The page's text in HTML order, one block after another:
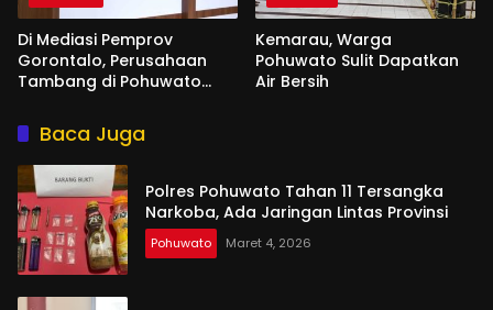
Di Mediasi Pemprov
Gorontalo, Perusahaan
Tambang di Pohuwato
Ribuan Penambang
Kemarau, Warga
Pohuwato Sulit Dapatkan
Air Bersih
Baca Juga
Polres Pohuwato Tahan 11 Tersangka
Narkoba, Ada Jaringan Lintas Provinsi
Pohuwato Maret 4, 2026